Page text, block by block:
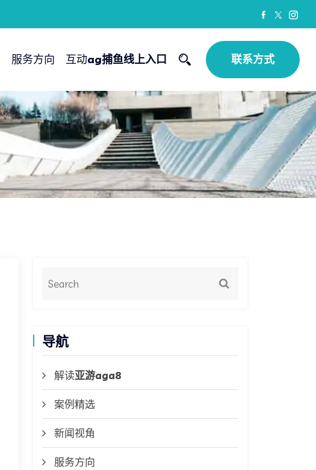
服务方向 互动ag捕鱼线上入口 联系方式
导航
解读亚游aga8
案例精选
新闻视角
服务方向